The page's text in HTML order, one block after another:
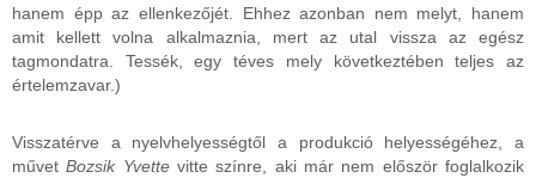
hanem épp az ellenkezőjét. Ehhez azonban nem melyt, hanem
amit kellett volna alkalmaznia, mert az utal vissza az egész
tagmondatra. Tessék, egy téves mely következtében teljes az
értelemzavar.)
Visszatérve a nyelvhelyességtől a produkció helyességéhez, a
művetBozsik Yvettevitte színre, aki már nem először foglalkozik